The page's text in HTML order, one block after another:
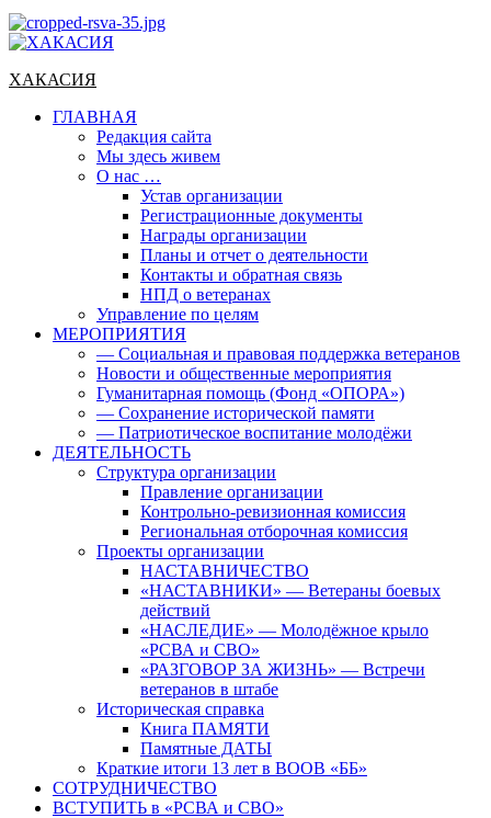
Основное
ХАКАСИЯ
ГЛАВНАЯ
Редакция сайта
Мы здесь живем
О нас …
Устав организации
Регистрационные документы
Награды организации
Планы и отчет о деятельности
Контакты и обратная связь
НПД о ветеранах
Управление по целям
МЕРОПРИЯТИЯ
— Социальная и правовая поддержка ветеранов
Новости и общественные мероприятия
Гуманитарная помощь (Фонд «ОПОРА»)
— Сохранение исторической памяти
— Патриотическое воспитание молодёжи
ДЕЯТЕЛЬНОСТЬ
Структура организации
Правление организации
Контрольно-ревизионная комиссия
Региональная отборочная комиссия
Проекты организации
НАСТАВНИЧЕСТВО
«НАСТАВНИКИ» — Ветераны боевых
действий
«НАСЛЕДИЕ» — Молодёжное крыло
«РСВА и СВО»
«РАЗГОВОР ЗА ЖИЗНЬ» — Встречи
ветеранов в штабе
Историческая справка
Книга ПАМЯТИ
Памятные ДАТЫ
Краткие итоги 13 лет в ВООВ «ББ»
СОТРУДНИЧЕСТВО
ВСТУПИТЬ в «РСВА и СВО»